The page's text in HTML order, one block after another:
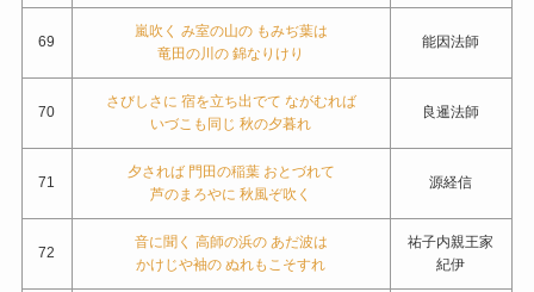
69
嵐吹く み室の山の もみぢ葉は
竜田の川の 錦なりけり
能因法師
70
さびしさに 宿を立ち出でて ながむれば
いづこも同じ 秋の夕暮れ
良暹法師
71
夕されば 門田の稲葉 おとづれて
芦のまろやに 秋風ぞ吹く
源経信
72
音に聞く 高師の浜の あだ波は
かけじや袖の ぬれもこそすれ
祐子内親王家
紀伊